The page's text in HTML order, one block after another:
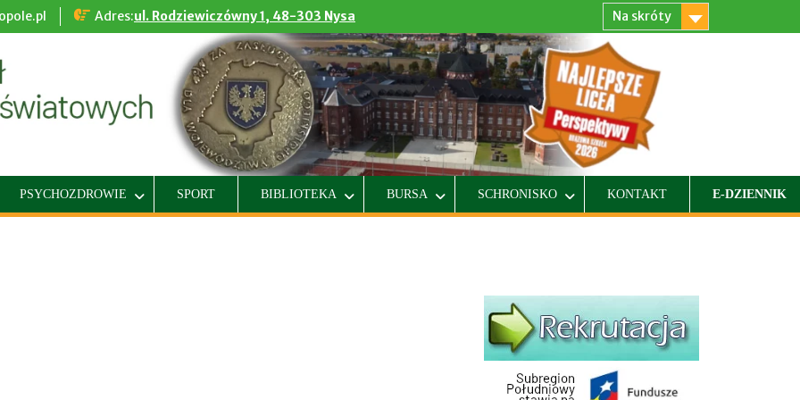
Adres:ul. Rodziewiczówny 1, 48-303 Nysa Na skróty
PSYCHOZDROWIE SPORT BIBLIOTEKA BURSA SCHRONISKO KONTAKT E-DZIENNIK